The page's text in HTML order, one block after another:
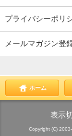
プライバシーポリ
メールマガジン登
ホーム
表示
Copyright (C)